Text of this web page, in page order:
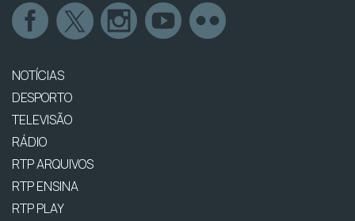
NOTÍCIAS
DESPORTO
TELEVISÃO
RÁDIO
RTP ARQUIVOS
RTP ENSINA
RTP PLAY